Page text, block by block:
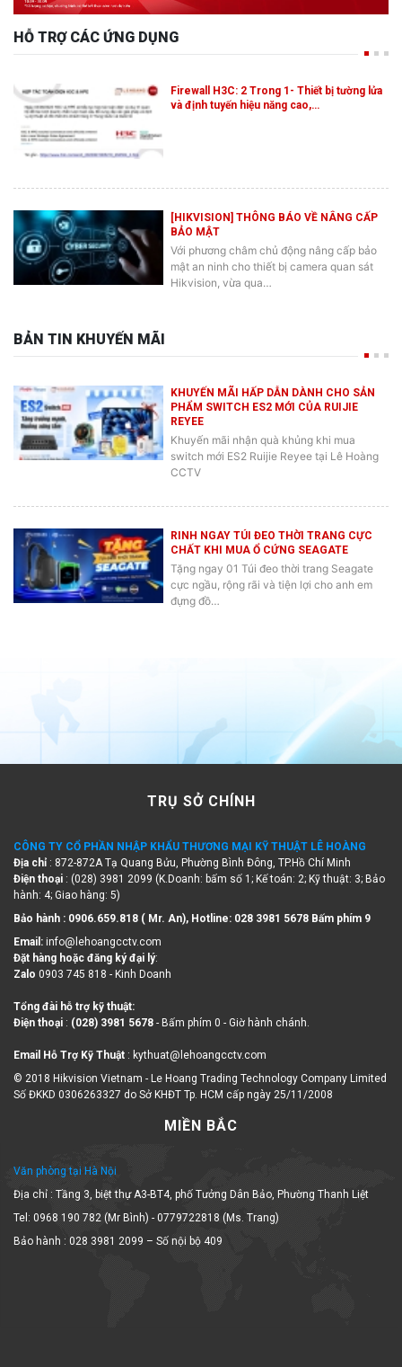
HỖ TRỢ CÁC ỨNG DỤNG
Firewall H3C: 2 Trong 1- Thiết bị tường lửa
và định tuyến hiệu năng cao,…
[HIKVISION] THÔNG BÁO VỀ NÂNG CẤP
BẢO MẬT
Với phương châm chủ động nâng cấp bảo
mật an ninh cho thiết bị camera quan sát
Hikvision, vừa qua…
BẢN TIN KHUYẾN MÃI
KHUYẾN MÃI HẤP DẪN DÀNH CHO SẢN
PHẨM SWITCH ES2 MỚI CỦA RUIJIE
REYEE
Khuyến mãi nhận quà khủng khi mua
switch mới ES2 Ruijie Reyee tại Lê Hoàng
CCTV
RINH NGAY TÚI ĐEO THỜI TRANG CỰC
CHẤT KHI MUA Ổ CỨNG SEAGATE
Tặng ngay 01 Túi đeo thời trang Seagate
cực ngầu, rộng rãi và tiện lợi cho anh em
đựng đồ…
TRỤ SỞ CHÍNH
CÔNG TY CỔ PHẦN NHẬP KHẨU THƯƠNG MẠI KỸ THUẬT LÊ HOÀNG
Địa chỉ : 872-872A Tạ Quang Bửu, Phường Bình Đông, TP.Hồ Chí Minh
Điện thoại : (028) 3981 2099 (K.Doanh: bấm số 1; Kế toán: 2; Kỹ thuật: 3; Bảo
hành: 4; Giao hàng: 5)
Bảo hành : 0906.659.818 ( Mr. An), Hotline: 028 3981 5678 Bấm phím 9
Email: info@lehoangcctv.com
Đặt hàng hoặc đăng ký đại lý:
Zalo 0903 745 818 - Kinh Doanh
Tổng đài hỗ trợ kỹ thuật:
Điện thoại : (028) 3981 5678 - Bấm phím 0 - Giờ hành chánh.
Email Hỗ Trợ Kỹ Thuật : kythuat@lehoangcctv.com
© 2018 Hikvision Vietnam - Le Hoang Trading Technology Company Limited
Số ĐKKD 0306263327 do Sở KHĐT Tp. HCM cấp ngày 25/11/2008
MIỀN BẮC
Văn phòng tại Hà Nội
Địa chỉ : Tầng 3, biệt thự A3-BT4, phố Tưởng Dân Bảo, Phường Thanh Liệt
Tel: 0968 190 782 (Mr Bình) - 0779722818 (Ms. Trang)
Bảo hành : 028 3981 2099 – Số nội bộ 409